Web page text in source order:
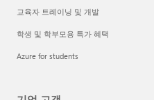
교육자 트레이닝 및 개발
학생 및 학부모용 특가 혜택
Azure for students